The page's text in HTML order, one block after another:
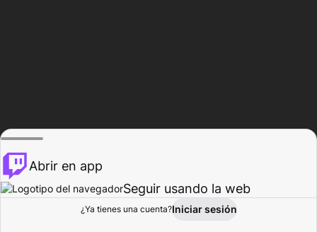
Explorar Actividad
Abrir en app
Seguir usando la web
¿Ya tienes una cuenta?Iniciar sesión